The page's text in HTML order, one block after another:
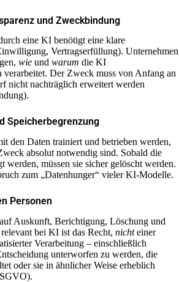
und Zweckbindung
eine KI benötigt eine klare
Vertragserfüllung). Unternehmen
wie und warum die KI
verarbeitet. Der Zweck muss von Anfang an
nicht nachträglich erweitert werden
Speicherbegrenzung
den Daten trainiert und betrieben werden,
absolut notwendig sind. Sobald die
werden, müssen sie sicher gelöscht werden.
zum „Datenhunger“ vieler KI-Modelle.
Personen
Auskunft, Berichtigung, Löschung und
bei KI ist das Recht, nichteiner
Verarbeitung – einschließlich
unterworfen zu werden, die
oder sie in ähnlicher Weise erheblich